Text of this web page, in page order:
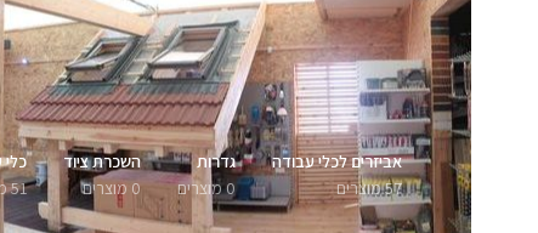
אביזרים לכלי עבודה
57 מוצרים
גדרות
0 מוצרים
השכרת ציוד
0 מוצרים
51 מוצרים